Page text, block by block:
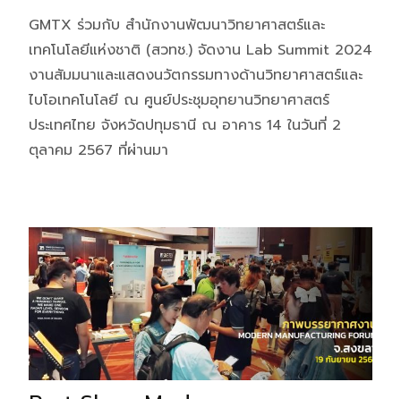
GMTX ร่วมกับ สำนักงานพัฒนาวิทยาศาสตร์และ
เทคโนโลยีแห่งชาติ (สวทช.) จัดงาน Lab Summit 2024
งานสัมมนาและแสดงนวัตกรรมทางด้านวิทยาศาสตร์และ
ไบโอเทคโนโลยี ณ ศูนย์ประชุมอุทยานวิทยาศาสตร์
ประเทศไทย จังหวัดปทุมธานี ณ อาคาร 14 ในวันที่ 2
ตุลาคม 2567 ที่ผ่านมา